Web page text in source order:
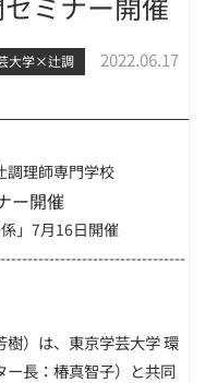
大学×辻調 2022.06.17
調理師専門学校
ー開催
」7月16日開催
）は、東京学芸大学 環
長：椿真智子）と共同